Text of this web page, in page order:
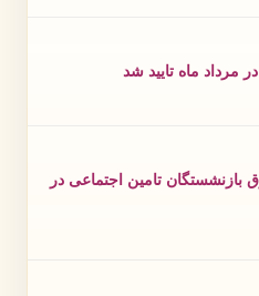
مرداد ماه تایید شد
تامین اجتماعی در